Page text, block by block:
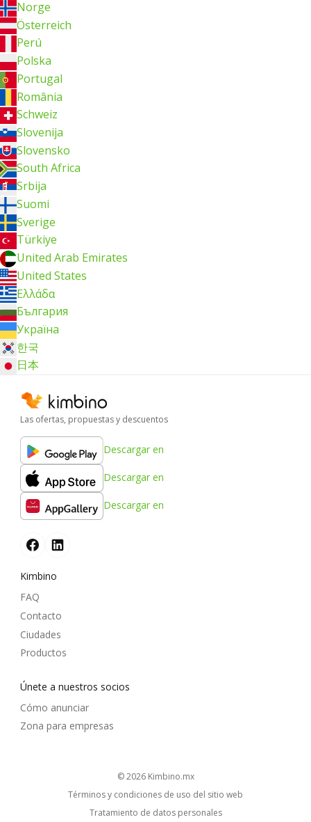
Norge
Österreich
Perú
Polska
Portugal
România
Schweiz
Slovenija
Slovensko
South Africa
Srbija
Suomi
Sverige
Türkiye
United Arab Emirates
United States
Ελλάδα
България
Україна
한국
日本
Las ofertas, propuestas y descuentos
Descargar en
Descargar en
Descargar en
Kimbino
FAQ
Contacto
Ciudades
Productos
Únete a nuestros socios
Cómo anunciar
Zona para empresas
© 2026 kimbino.mx
Términos y condiciones de uso del sitio web
Tratamiento de datos personales